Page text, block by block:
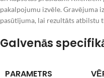
pakalpojumu izvēle. Gravējuma
pasūtījuma, lai rezultāts atbilstu
Galvenās
PARAMETRS